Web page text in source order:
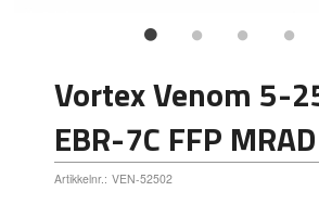
Vortex Venom 5-
EBR-7C FFP MRAD
Artikkelnr.: VEN-52502